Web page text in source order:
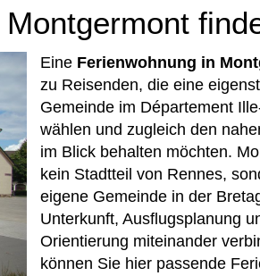
Eine Ferienwohnung in
zu Reisenden, die eine
Gemeinde im Département
wählen und zugleich den
im Blick behalten möchten.
kein Stadtteil von Rennes,
eigene Gemeinde in der
Unterkunft, Ausflugsplanung
Orientierung miteinander
können Sie hier passende